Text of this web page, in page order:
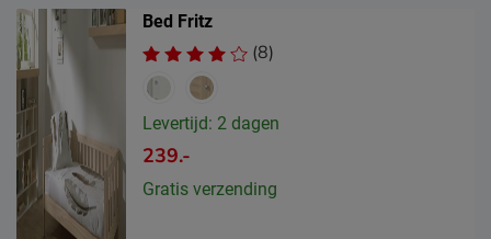
Bed Fritz
(8)
Levertijd: 2 dagen
239.-
Gratis verzending